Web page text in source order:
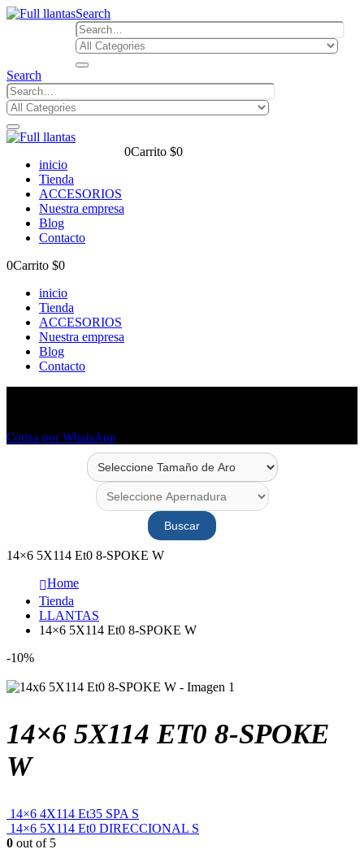
Search
Search
inicio
Tienda
ACCESORIOS
Nuestra empresa
Blog
Contacto
0Carrito $0
0Carrito $0
inicio
Tienda
ACCESORIOS
Nuestra empresa
Blog
Contacto
Cotiza por WhatsApp
Buscar
14×6 5X114 Et0 8-SPOKE W
Home
Tienda
LLANTAS
14×6 5X114 Et0 8-SPOKE W
-10%
14×6 5X114 ET0 8-SPOKE
W
14×6 4X114 Et35 SPA S
14×6 5X114 Et0 DIRECCIONAL S
0 out of 5